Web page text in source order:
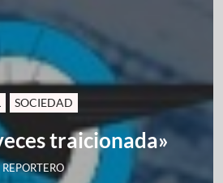
SOCIEDAD
traicionada»
REPORTERO